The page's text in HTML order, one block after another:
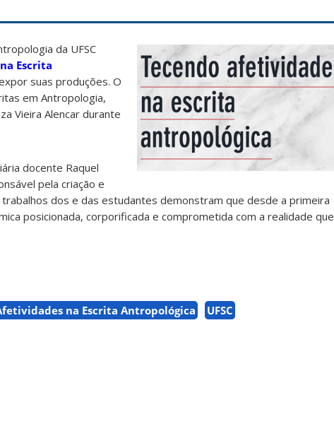
da UFSC
Escrita
suas produções. O
em Antropologia,
Vieira Alencar durante
docente Raquel
pela criação e
trabalhos dos e das estudantes demonstram que desde a primeira
posicionada, corporificada e comprometida com a realidade que
na Escrita Antropológica UFSC